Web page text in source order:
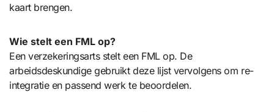
kaart brengen.
Wie stelt een FML op?
Een verzekeringsarts stelt een FML op. De
arbeidsdeskundige gebruikt deze lijst vervolgens om re-
integratie en passend werk te beoordelen.